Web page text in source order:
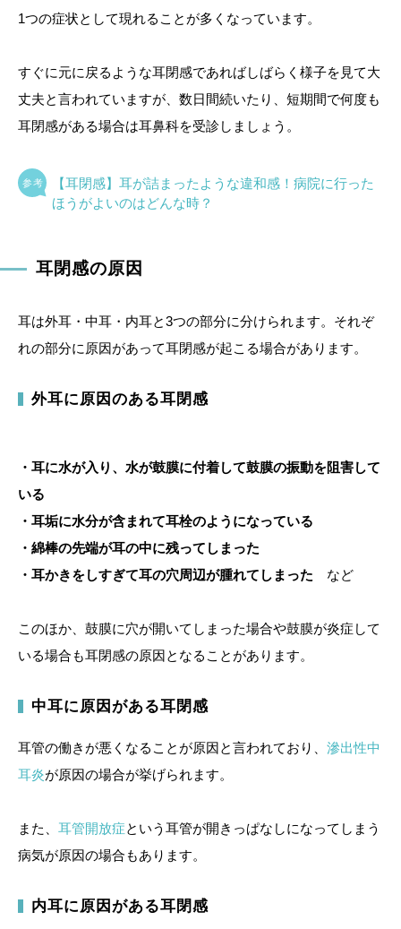
1つの症状として現れることが多くなっています。
すぐに元に戻るような耳閉感であればしばらく様子を見て大
丈夫と言われていますが、数日間続いたり、短期間で何度も
耳閉感がある場合は耳鼻科を受診しましょう。
【耳閉感】耳が詰まったような違和感！病院に行った
ほうがよいのはどんな時？
耳閉感の原因
耳は外耳・中耳・内耳と3つの部分に分けられます。それぞ
れの部分に原因があって耳閉感が起こる場合があります。
外耳に原因のある耳閉感
・耳に水が入り、水が鼓膜に付着して鼓膜の振動を阻害して
いる
・耳垢に水分が含まれて耳栓のようになっている
・綿棒の先端が耳の中に残ってしまった
・耳かきをしすぎて耳の穴周辺が腫れてしまった など
このほか、鼓膜に穴が開いてしまった場合や鼓膜が炎症して
いる場合も耳閉感の原因となることがあります。
中耳に原因がある耳閉感
耳管の働きが悪くなることが原因と言われており、 滲出性中
耳炎が原因の場合が挙げられます。
また、 耳管開放症という耳管が開きっぱなしになってしまう
病気が原因の場合もあります。
内耳に原因がある耳閉感